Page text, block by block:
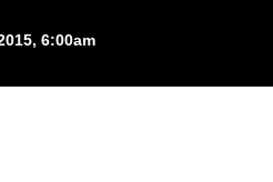
6:00am